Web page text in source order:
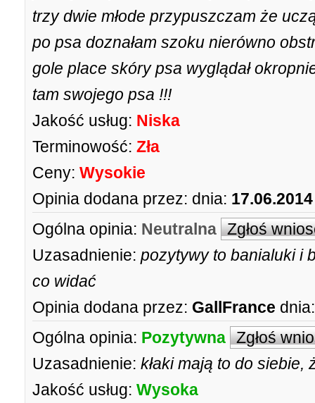
trzy dwie młode przypuszczam że
po psa doznałam szoku nierówno
gole place skóry psa wyglądał
tam swojego psa !!!
Jakość usług: Niska
Terminowość: Zła
Ceny: Wysokie
Opinia dodana przez: dnia:
Ogólna opinia: Neutralna Zgłoś
Uzasadnienie: pozytywy to banialuki i
co widać
Opinia dodana przez: GallFrance dnia:
Ogólna opinia: Pozytywna Zgłoś
Uzasadnienie: kłaki mają to do siebie,
Jakość usług: Wysoka